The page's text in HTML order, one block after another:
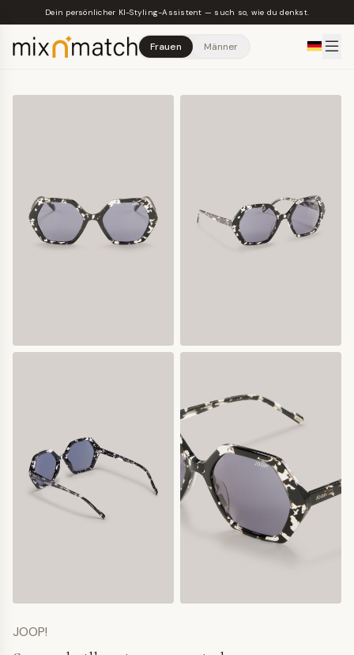
Skip to main content
Dein persönlicher KI-Styling-Assistent — such so, wie du denkst.
Frauen Männer
JOOP!